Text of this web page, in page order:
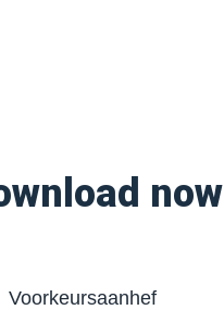
now
Voorkeursaanhef